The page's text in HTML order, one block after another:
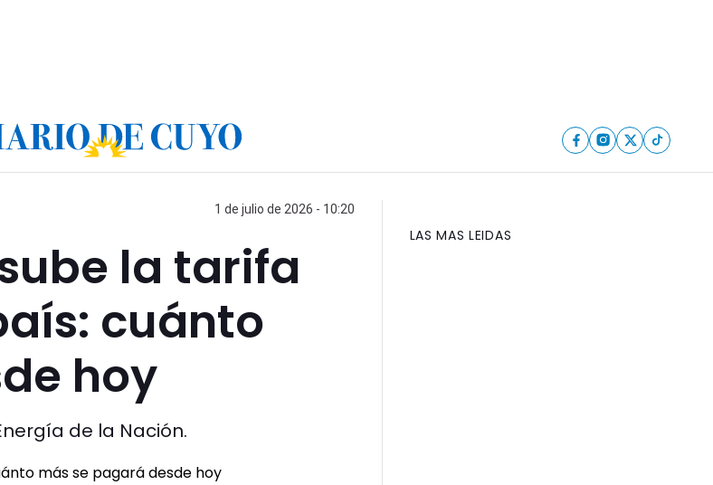
1 de julio de 2026 - 10:20
la tarifa
cuánto
hoy
de la Nación.
LAS MAS LEIDAS